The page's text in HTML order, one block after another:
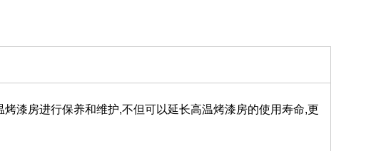
漆房进行保养和维护,不但可以延长高温烤漆房的使用寿命,更